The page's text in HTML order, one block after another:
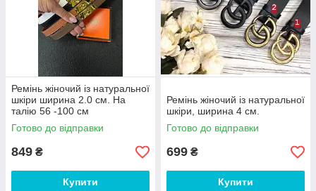
Ремінь жіночий із натуральної
шкіри ширина 2.0 см. На
талію 56 -100 см
Готово до відправки
849 ₴
Купити
Ремінь жіночий із натуральної
шкіри, ширина 4 см.
Готово до відправки
699 ₴
Купити